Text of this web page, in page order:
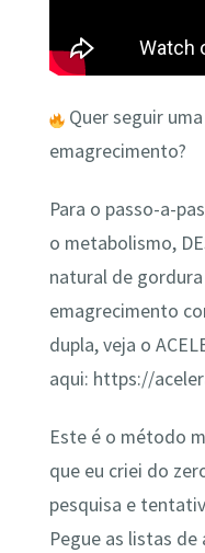
Quer seguir
emagrecimento?
Para o passo-a-
o metabolismo,
natural de gordura
emagrecimento
dupla, veja o
aqui: https://
Este é o método
que eu criei do
pesquisa e
Pegue as listas